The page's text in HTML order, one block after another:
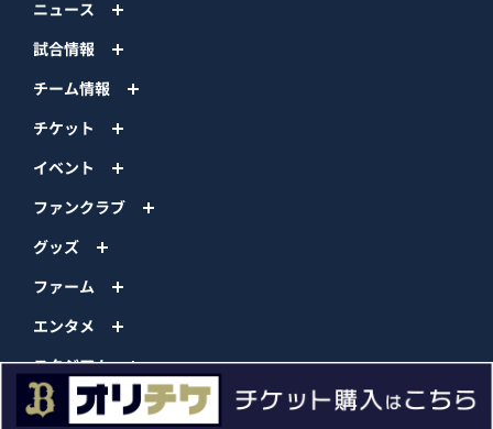
ニュース
試合情報
チーム情報
チケット
イベント
ファンクラブ
グッズ
ファーム
エンタメ
スタジアム
スポンサー